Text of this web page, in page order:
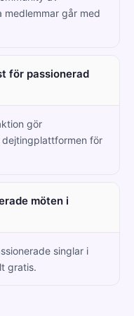
medlemmar går med
för passionerad
gör
för
möten i
singlar i
gratis.